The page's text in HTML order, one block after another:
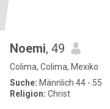
Noemi, 49
Colima, Colima, Mexiko
Suche: Männlich 44 - 55
Religion: Christ